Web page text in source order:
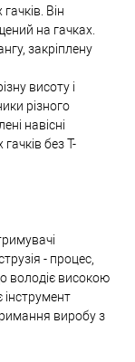
Він
на гачках.
закріплену
висоту і
різного
навісні
без Т-
- процес,
володіє високою
інструмент
виробу з